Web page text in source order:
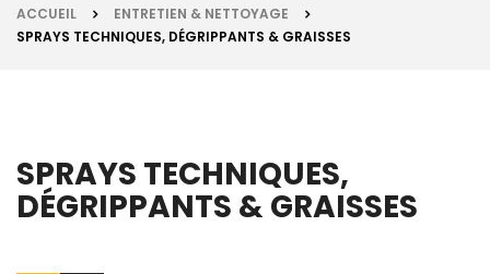
ACCUEIL
ENTRETIEN & NETTOYAGE
SPRAYS TECHNIQUES, DÉGRIPPANTS & GRAISSES
SPRAYS TECHNIQUES,
DÉGRIPPANTS & GRAISSES